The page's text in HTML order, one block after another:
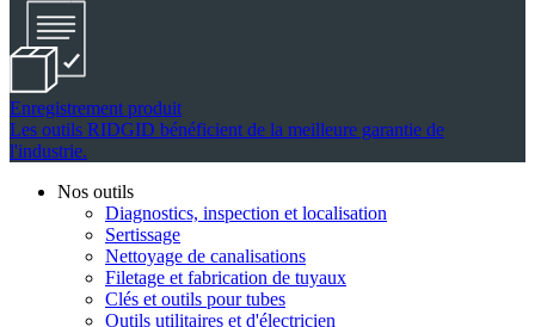
Enregistrement produit
Les outils RIDGID bénéficient de la meilleure garantie de
l'industrie.
Nos outils
Diagnostics, inspection et localisation
Sertissage
Nettoyage de canalisations
Filetage et fabrication de tuyaux
Clés et outils pour tubes
Outils utilitaires et d'électricien